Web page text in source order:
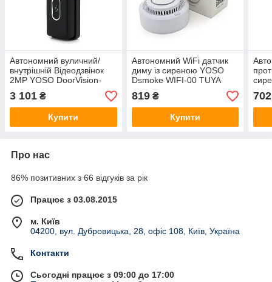
Автономний вуличний/
внутрішній Відеодзвінок
2MP YOSO DoorVision-
WIFI-02-2 Tuya. на
батареях 18650 . WIFI.
запис на карту SD.
3 101 ₴
Купити
Автономний WiFi датчик
диму із сиреною YOSO
Dsmoke WIFI-00 TUYA
живлення ААА 2 шт.
батареї в комплект не
входять
819₴
Купити
ААА
702
Про нас
86% позитивних з 66 відгуків за рік
Працює з 03.08.2015
м. Київ
04200, вул. Дубровицька, 28, офіс 108, Київ, Україна
Контакти
Сьогодні працює з 09:00 до 17:00